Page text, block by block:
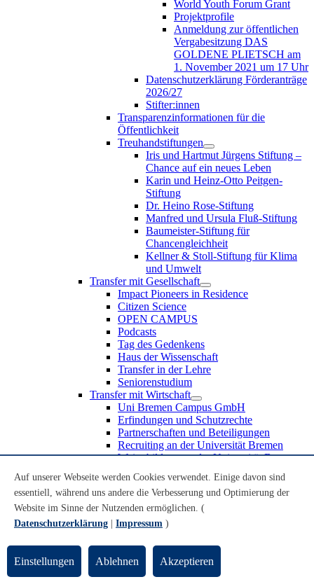
World Youth Forum Grant
Projektprofile
Anmeldung zur öffentlichen
Vergabesitzung DAS
GOLDENE PLIETSCH am
1. November 2021 um 17 Uhr
Datenschutzerklärung Förderanträge
2026/27
Stifter:innen
Transparenzinformationen für die
Öffentlichkeit
Treuhandstiftungen
Iris und Hartmut Jürgens Stiftung –
Chance auf ein neues Leben
Karin und Heinz-Otto Peitgen-
Stiftung
Dr. Heino Rose-Stiftung
Manfred und Ursula Fluß-Stiftung
Baumeister-Stiftung für
Chancengleichheit
Kellner & Stoll-Stiftung für Klima
und Umwelt
Transfer mit Gesellschaft
Impact Pioneers in Residence
Citizen Science
OPEN CAMPUS
Podcasts
Tag des Gedenkens
Haus der Wissenschaft
Transfer in der Lehre
Seniorenstudium
Transfer mit Wirtschaft
Uni Bremen Campus GmbH
Erfindungen und Schutzrechte
Partnerschaften und Beteiligungen
Recruiting an der Universität Bremen
Weiterbildung an der Universität Bremen
Schülerinnen und Schüler
MINT-Schnupperstudium
Schulklassen
Lehrkräfte
UniTransfer - Servicestelle für Transferaktivitäten
Transfermagazin der Universität Bremen
Auf unserer Webseite werden Cookies verwendet. Einige davon sind
essentiell, während uns andere die Verbesserung und Optimierung der
Website im Sinne der Nutzenden ermöglichen. (
Datenschutzerklärung
Impressum )
Einstellungen Ablehnen Akzeptieren